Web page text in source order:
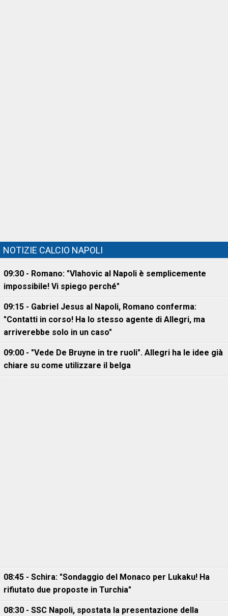
NOTIZIE CALCIO NAPOLI
09:30 - Romano: "Vlahovic al Napoli è semplicemente
impossibile! Vi spiego perché"
09:15 - Gabriel Jesus al Napoli, Romano conferma:
"Contatti in corso! Ha lo stesso agente di Allegri, ma
arriverebbe solo in un caso"
09:00 - "Vede De Bruyne in tre ruoli". Allegri ha le idee già
chiare su come utilizzare il belga
08:45 - Schira: "Sondaggio del Monaco per Lukaku! Ha
rifiutato due proposte in Turchia"
08:30 - SSC Napoli, spostata la presentazione della